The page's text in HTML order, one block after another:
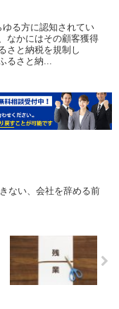
る方に認知されてい
なかにはその顧客獲得
さと納税を規制し
るさと納...
ない、会社を辞める前